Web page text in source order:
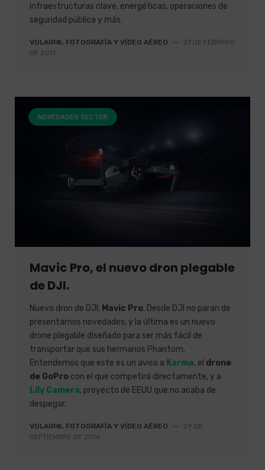
infraestructuras clave, energéticas, operaciones de
seguridad pública y más.
VOLAIR®, FOTOGRAFÍA Y VÍDEO AÉREO —
27 DE FEBRERO
DE 2017
NOVEDADES SECTOR
Mavic Pro, el nuevo dron plegable
de DJI.
Nuevo dron de DJI, Mavic Pro. Desde DJI no paran de
presentarnos novedades, y la última es un nuevo
drone plegable diseñado para ser más fácil de
transportar que sus hermanos Phantom.
Entendemos que este es un aviso a Karma, el drone
de GoPro con el que competirá directamente, y a
Lily Camera, proyecto de EEUU que no acaba de
despegar.
VOLAIR®, FOTOGRAFÍA Y VÍDEO AÉREO —
29 DE
SEPTIEMBRE DE 2016